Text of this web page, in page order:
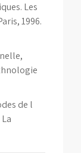
Les
1996.
de l